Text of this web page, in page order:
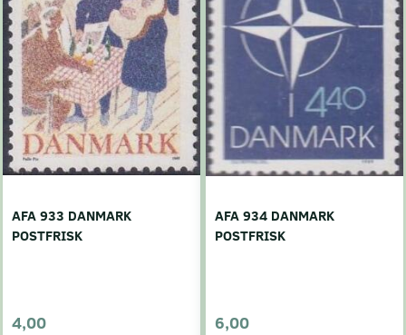
AFA 933 DANMARK
POSTFRISK
4,00
AFA 934 DANMARK
POSTFRISK
6,00